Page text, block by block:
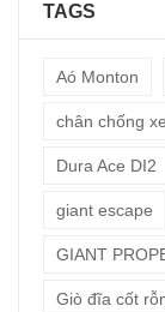
TAGS
Aó Monton
chân chống
Dura Ace DI2
giant escape
GIANT
Giò đĩa cốt